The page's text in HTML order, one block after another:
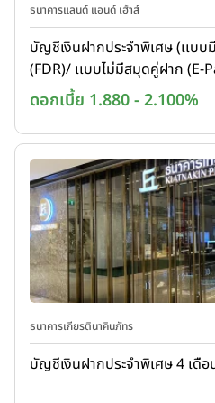
ธนาคารแลนด์ แอนด์ เฮ้าส์
บัญชีเงินฝากประจำพิเศษ (เเบ
(FDR)/ เเบบไม่มีสมุดคู่ฝาก
LH Bank Mobile Banking
ดอกเบี้ย 1.880 - 2.100%
ธนาคารเกียรตินาคินภัทร
บัญชีเงินฝากประจำพิเศษ 4 เดื